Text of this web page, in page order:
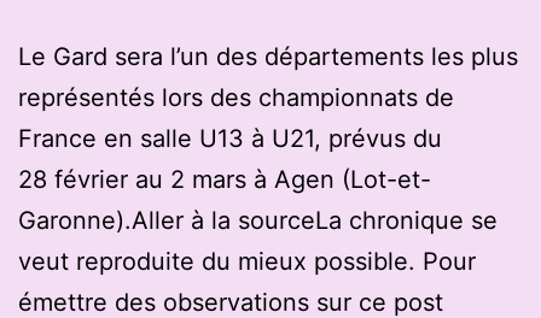
Le Gard sera l’un des départements les plus
représentés lors des championnats de
France en salle U13 à U21, prévus du
28 février au 2 mars à Agen (Lot-et-
Garonne).Aller à la sourceLa chronique se
veut reproduite du mieux possible. Pour
émettre des observations sur ce post